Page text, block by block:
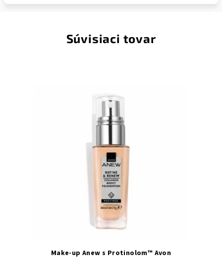
Súvisiaci tovar
Make-up Anew s Protinolom™ Avon